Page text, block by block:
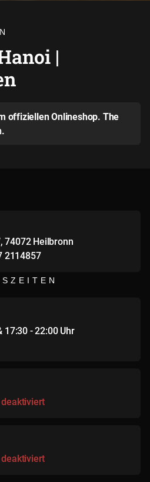
|
offiziellen Onlineshop. The
74072 Heilbronn
2114857
17:30 - 22:00 Uhr